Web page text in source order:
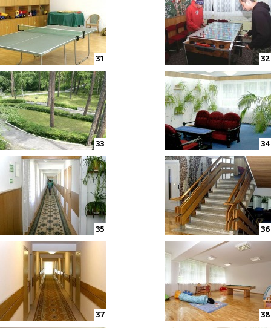
31 32
33 34
35 36
37 38